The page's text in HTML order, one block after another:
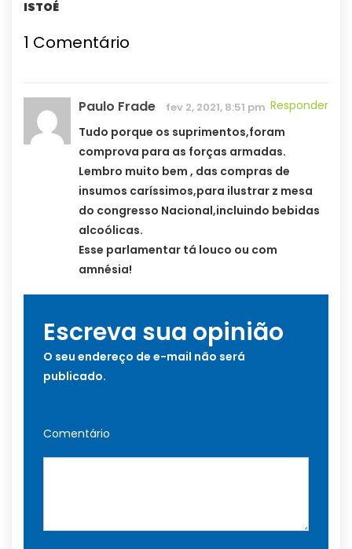
ISTOÉ
1 Comentário
Paulo Frade fev 2, 2021, 8:51 pm Responder
Tudo porque os suprimentos,foram
comprova para as forças armadas.
Lembro muito bem , das compras de
insumos caríssimos,para ilustrar z mesa
do congresso Nacional,incluindo bebidas
alcoólicas.
Esse parlamentar tá louco ou com
amnésia!
Escreva sua opinião
O seu endereço de e-mail não será
publicado.
Comentário